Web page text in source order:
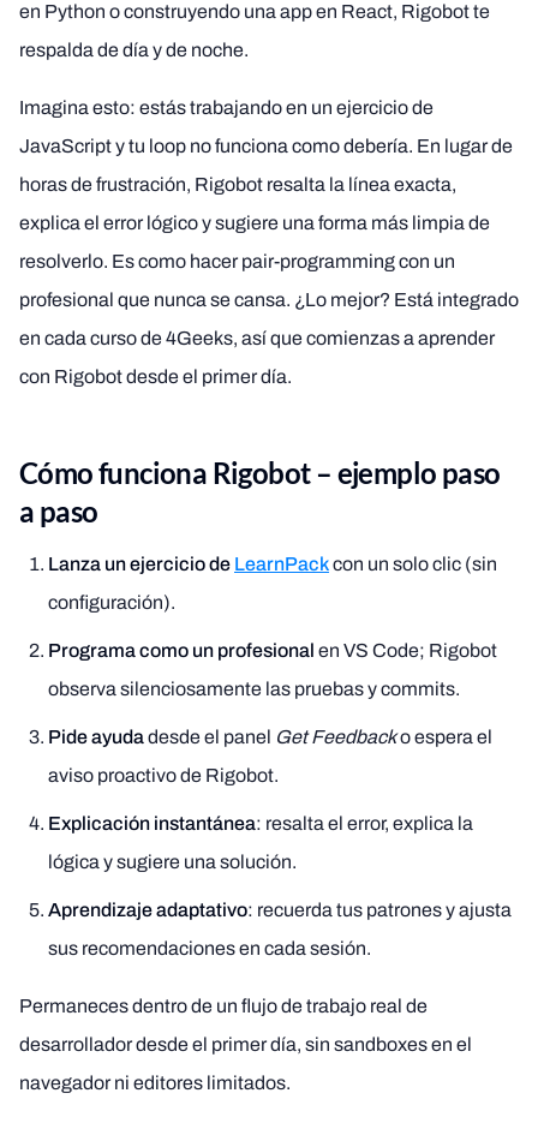
en Python o construyendo una app en React, Rigobot te
respalda de día y de noche.
Imagina esto: estás trabajando en un ejercicio de
JavaScript y tu loop no funciona como debería. En lugar de
horas de frustración, Rigobot resalta la línea exacta,
explica el error lógico y sugiere una forma más limpia de
resolverlo. Es como hacer pair-programming con un
profesional que nunca se cansa. ¿Lo mejor? Está integrado
en cada curso de 4Geeks, así que comienzas a aprender
con Rigobot desde el primer día.
Cómo funciona Rigobot – ejemplo paso
a paso
Lanza un ejercicio de LearnPackcon un solo clic (sin
configuración).
Programa como un profesional en VS Code; Rigobot
observa silenciosamente las pruebas y commits.
Pide ayudadesde el panel Get Feedbacko espera el
aviso proactivo de Rigobot.
Explicación instantánea: resalta el error, explica la
lógica y sugiere una solución.
Aprendizaje adaptativo: recuerda tus patrones y ajusta
sus recomendaciones en cada sesión.
Permaneces dentro de un flujo de trabajo real de
desarrollador desde el primer día, sin sandboxes en el
navegador ni editores limitados.